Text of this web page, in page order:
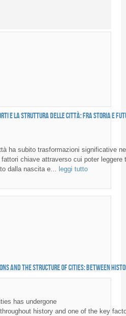
e la struttura delle città: fra storia e
ha subito trasformazioni significative
chiave attraverso cui poter leggere
dalla nascita e...
leggi tutto
and the structure of cities: between
has undergone
history and one of the key